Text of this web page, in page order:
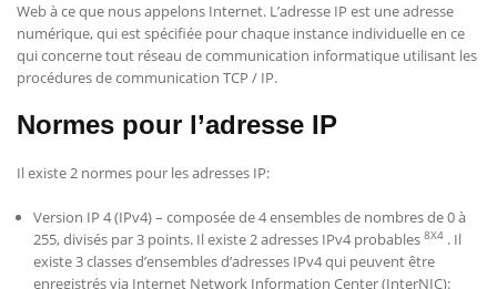
Web à ce que nous appelons Internet. L’adresse IP est une adresse
numérique, qui est spécifiée pour chaque instance individuelle en ce
qui concerne tout réseau decommunication informatique utilisant les
procédures de communication TCP / IP.
Normes pour l’adresse IP
Il existe 2 normes pour les adresses IP:
Version IP 4 (IPv4) – composée de 4 ensembles de nombres de 0 à
255, divisés par 3 points. Il existe 2 adresses IPv4 probables 8X4 . Il
existe 3 classes d’ensembles d’adresses IPv4 qui peuvent être
enregistrés via Internet Network Information Center (InterNIC):